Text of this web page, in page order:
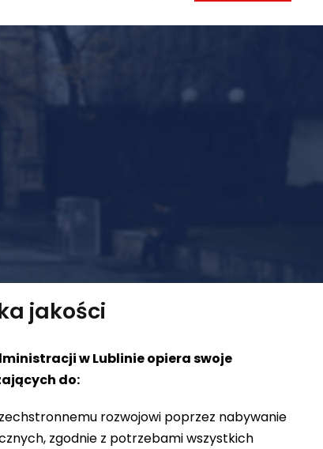
jakości
w Lublinie opiera swoje
do:
rozwojowi poprzez nabywanie
zgodnie z potrzebami wszystkich